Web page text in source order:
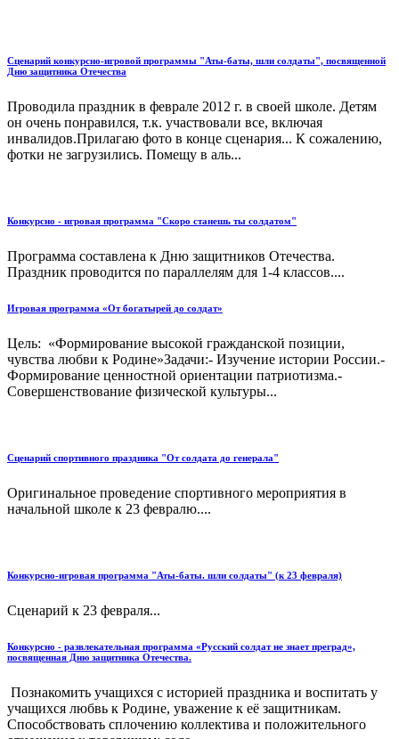
Сценарий конкурсно-игровой программы "Аты-баты, шли солдаты", посвященной
Дню защитника Отечества
Проводила праздник в феврале 2012 г. в своей школе. Детям
он очень понравился, т.к. участвовали все, включая
инвалидов.Прилагаю фото в конце сценария... К сожалению,
фотки не загрузились. Помещу в аль...
Конкурсно - игровая программа "Скоро станешь ты солдатом"
Программа составлена к Дню защитников Отечества.
Праздник проводится по параллелям для 1-4 классов....
Игровая программа «От богатырей до солдат»
Цель: «Формирование высокой гражданской позиции,
чувства любви к Родине»Задачи:- Изучение истории России.-
Формирование ценностной ориентации патриотизма.-
Совершенствование физической культуры...
Сценарий спортивного праздника "От солдата до генерала"
Оригинальное проведение спортивного мероприятия в
начальной школе к 23 февралю....
Конкурсно-игровая программа "Аты-баты. шли солдаты" (к 23 февраля)
Сценарий к 23 февраля...
Конкурсно - развлекательная программа «Русский солдат не знает преград»,
посвященная Дню защитника Отечества.
Познакомить учащихся с историей праздника и воспитать у
учащихся любвь к Родине, уважение к её защитникам.
Способствовать сплочению коллектива и положительного